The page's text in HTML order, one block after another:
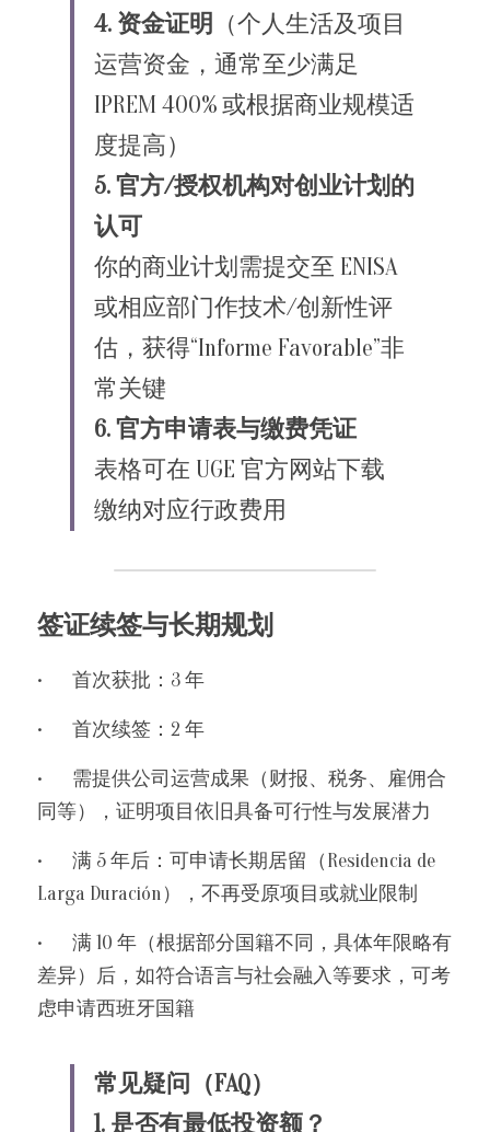
4. 资金证明
（个人生活及项目
运营资金，通常至少满足
IPREM 400% 或根据商业规模适
度提高）
5. 官方/授权机构对创业计划的
认可
你的商业计划需提交至 ENISA
或相应部门作技术/创新性评
估，获得“Informe Favorable”非
常关键
6. 官方申请表与缴费凭证
表格可在 UGE 官方网站下载
缴纳对应行政费用
签证续签与长期规划
•	首次获批：3 年
•	首次续签：2 年
•	需提供公司运营成果（财报、税务、雇佣合
同等），证明项目依旧具备可行性与发展潜力
•	满 5 年后：可申请长期居留（Residencia de
Larga Duración），不再受原项目或就业限制
•	满 10 年（根据部分国籍不同，具体年限略有
差异）后，如符合语言与社会融入等要求，可考
虑申请西班牙国籍
常见疑问（FAQ）
1. 是否有最低投资额？